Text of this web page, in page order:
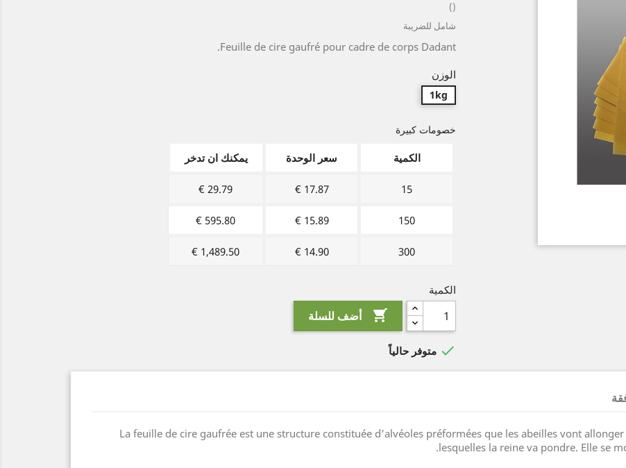
()
شامل للضريبة
Feuille de cire gaufré pour cadre de corps Dadant.
الوزن
1kg
خصومات كبيرة
الكمية سعر الوحدة يمكنك ان تدخر
15
17.87 €
29.79 €
150
15.89 €
595.80 €
300
14.90 €
1,489.50 €
الكمية
 أضف للسلة
 متوفر حالياً
La feuille de cire gaufrée est une structure constituée d'alvéoles préformées que les abeilles vont
lesquelles la reine va pondre. Elle se